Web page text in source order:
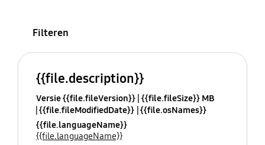
Filteren
{{file.description}}
Versie {{file.fileVersion}} {{file.fileSize}} MB
{{file.fileModifiedDate}} {{file.osNames}}
{{file.languageName}}
{{file.languageName}}